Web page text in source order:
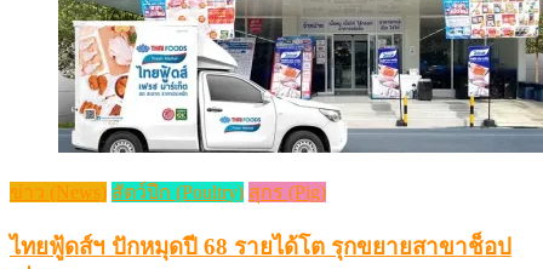
ข่าว (News) สัตว์ปีก (Poultry) สุกร (Pig)
ไทยฟู้ดส์ฯ ปักหมุดปี 68 รายได้โต รุกขยายสาขาช็อป